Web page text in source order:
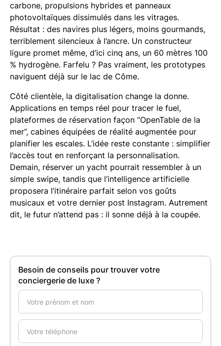
carbone, propulsions hybrides et panneaux
photovoltaïques dissimulés dans les vitrages.
Résultat : des navires plus légers, moins gourmands,
terriblement silencieux à l’ancre. Un constructeur
ligure promet même, d’ici cinq ans, un 60 mètres 100
% hydrogène. Farfelu ? Pas vraiment, les prototypes
naviguent déjà sur le lac de Côme.
Côté clientèle, la digitalisation change la donne.
Applications en temps réel pour tracer le fuel,
plateformes de réservation façon “OpenTable de la
mer”, cabines équipées de réalité augmentée pour
planifier les escales. L’idée reste constante : simplifier
l’accès tout en renforçant la personnalisation.
Demain, réserver un yacht pourrait ressembler à un
simple swipe, tandis que l’intelligence artificielle
proposera l’itinéraire parfait selon vos goûts
musicaux et votre dernier post Instagram. Autrement
dit, le futur n’attend pas : il sonne déjà à la coupée.
Besoin de conseils pour trouver votre
conciergerie de luxe ?